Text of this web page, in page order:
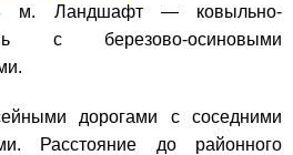
Ландшафт — ковыльно-
с березово-осиновыми
дорогами с соседними
Расстояние до районного